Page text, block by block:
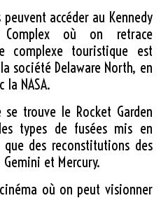
accéder au Kennedy
où on retrace
complexe touristique est
société Delaware North, en
NASA.
se trouve le Rocket Garden
types de fusées mis en
des reconstitutions des
et Mercury.
où on peut visionner